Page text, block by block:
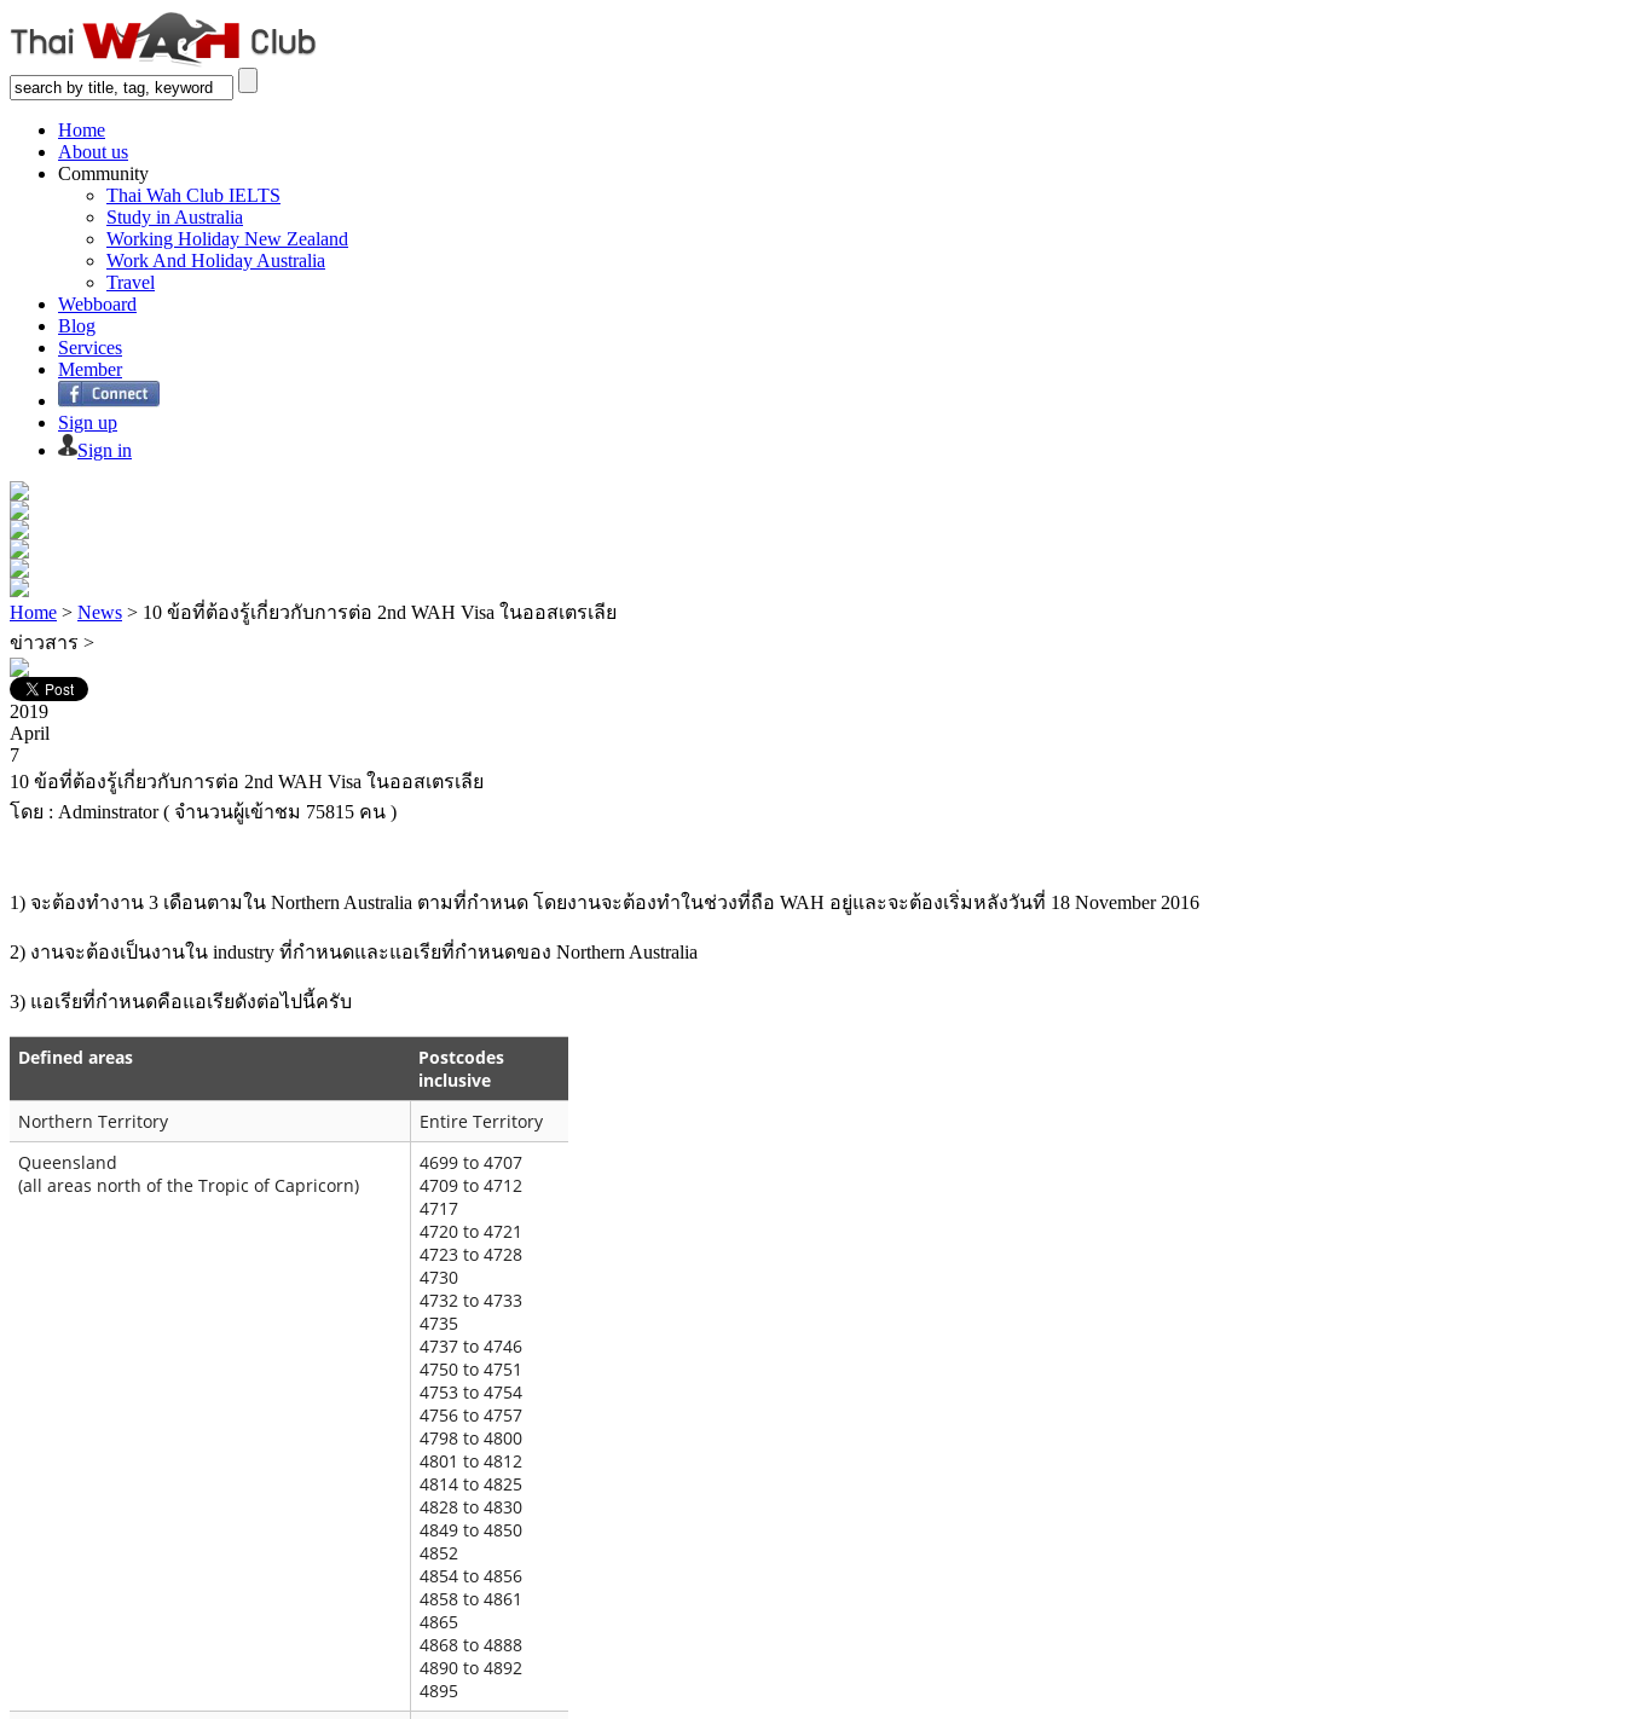
Home
About us
Community
Thai Wah Club IELTS
Study in Australia
Working Holiday New Zealand
Work And Holiday Australia
Travel
Webboard
Blog
Services
Member
Sign up
Sign in
Home > News > 10 ข้อที่ต้องรู้เกี่ยวกับการต่อ 2nd WAH Visa ในออสเตรเลีย
ข่าวสาร >
2019
April
7
10 ข้อที่ต้องรู้เกี่ยวกับการต่อ 2nd WAH Visa ในออสเตรเลีย
โดย : Adminstrator ( จำนวนผู้เข้าชม 75815 คน )
1) จะต้องทำงาน 3 เดือนตามใน Northern Australia ตามที่กำหนด โดยงานจะต้องทำในช่วงที่ถือ WAH อยู่และจะต้องเริ่มหลังวันที่ 18 November 2016
2) งานจะต้องเป็นงานใน industry ที่กำหนดและแอเรียที่กำหนดของ Northern Australia
3) แอเรียที่กำหนดคือแอเรียดังต่อไปนี้ครับ
Defined areas
Postcodes
inclusive
Northern Territory
Entire Territory
Queensland
(all areas north of the Tropic of Capricorn)
4699 to 4707
4709 to 4712
4717
4720 to 4721
4723 to 4728
4730
4732 to 4733
4735
4737 to 4746
4750 to 4751
4753 to 4754
4756 to 4757
4798 to 4800
4801 to 4812​​
4814 to 4825
4828 to 4830
4849 to 4850
4852
4854 to 4856
4858 to 4861
4865
4868 to 4888
4890 to 4892
4895